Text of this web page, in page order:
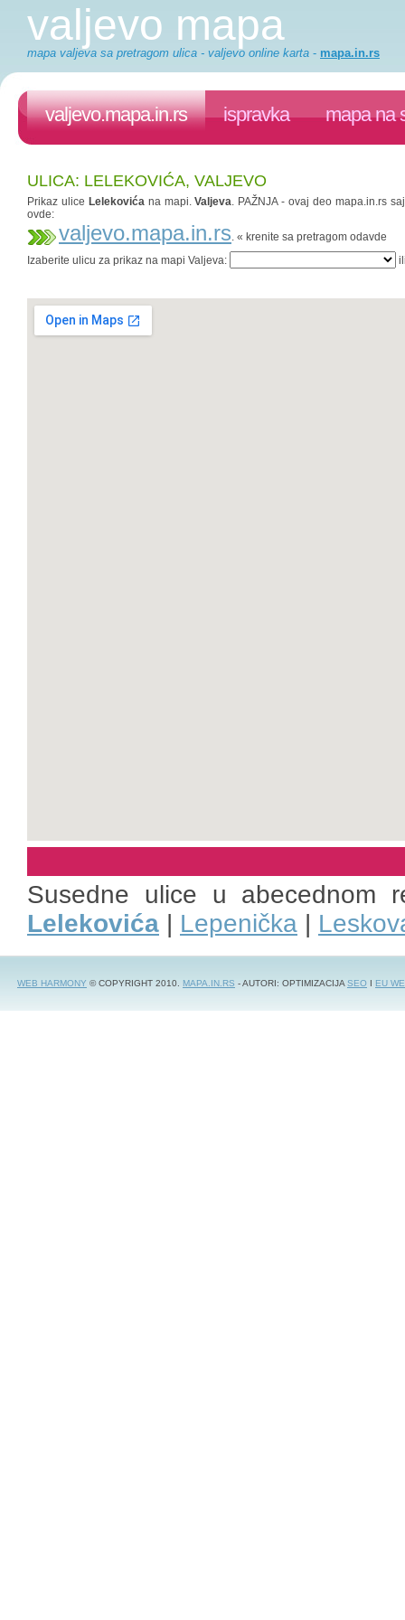
valjevo mapa
mapa valjeva sa pretragom ulica - valjevo online karta - mapa.in.rs
valjevo.mapa.in.rs ispravka mapa na
ULICA: LELEKOVIĆA, VALJEVO
Prikaz ulice Lelekovićana mapi.Valjeva. PAŽNJA - ovaj deo mapa.in.rs
ovde:
valjevo.mapa.in.rs. « krenite sa pretragom odavde
Izaberite ulicu za prikaz na mapi Valjeva:
Susedne ulice u abecednom
Lelekovića | Lepenička |
WEB HARMONY © COPYRIGHT 2010. MAPA.IN.RS - AUTORI: OPTIMIZACIJASEO I EU